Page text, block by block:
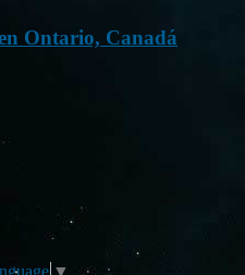
Ontario, Canadá
▼